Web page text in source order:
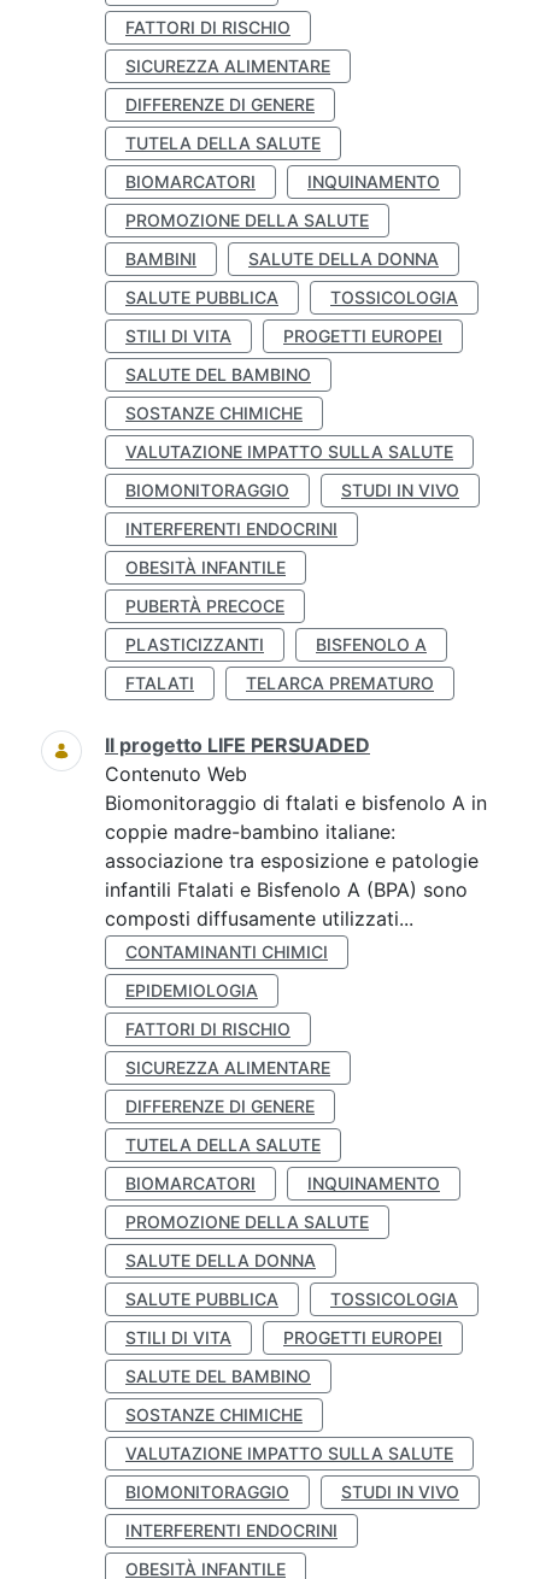
FATTORI DI RISCHIO
SICUREZZA ALIMENTARE
DIFFERENZE DI GENERE
TUTELA DELLA SALUTE
BIOMARCATORI
INQUINAMENTO
PROMOZIONE DELLA SALUTE
BAMBINI
SALUTE DELLA DONNA
SALUTE PUBBLICA
TOSSICOLOGIA
STILI DI VITA
PROGETTI EUROPEI
SALUTE DEL BAMBINO
SOSTANZE CHIMICHE
VALUTAZIONE IMPATTO SULLA SALUTE
BIOMONITORAGGIO
STUDI IN VIVO
INTERFERENTI ENDOCRINI
OBESITÀ INFANTILE
PUBERTÀ PRECOCE
PLASTICIZZANTI
BISFENOLO A
FTALATI
TELARCA PREMATURO
Il progetto LIFE PERSUADED
Contenuto Web
Biomonitoraggio di ftalati e bisfenolo A in
coppie madre-bambino italiane:
associazione tra esposizione e patologie
infantili Ftalati e Bisfenolo A (BPA) sono
composti diffusamente utilizzati...
CONTAMINANTI CHIMICI
EPIDEMIOLOGIA
FATTORI DI RISCHIO
SICUREZZA ALIMENTARE
DIFFERENZE DI GENERE
TUTELA DELLA SALUTE
BIOMARCATORI
INQUINAMENTO
PROMOZIONE DELLA SALUTE
SALUTE DELLA DONNA
SALUTE PUBBLICA
TOSSICOLOGIA
STILI DI VITA
PROGETTI EUROPEI
SALUTE DEL BAMBINO
SOSTANZE CHIMICHE
VALUTAZIONE IMPATTO SULLA SALUTE
BIOMONITORAGGIO
STUDI IN VIVO
INTERFERENTI ENDOCRINI
OBESITÀ INFANTILE